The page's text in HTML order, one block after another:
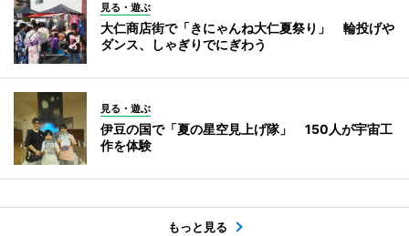
見る・遊ぶ
大仁商店街で「きにゃんね大仁夏祭り」 輪投げや
ダンス、しゃぎりでにぎわう
見る・遊ぶ
伊豆の国で「夏の星空見上げ隊」 150人が宇宙工
作を体験
もっと見る